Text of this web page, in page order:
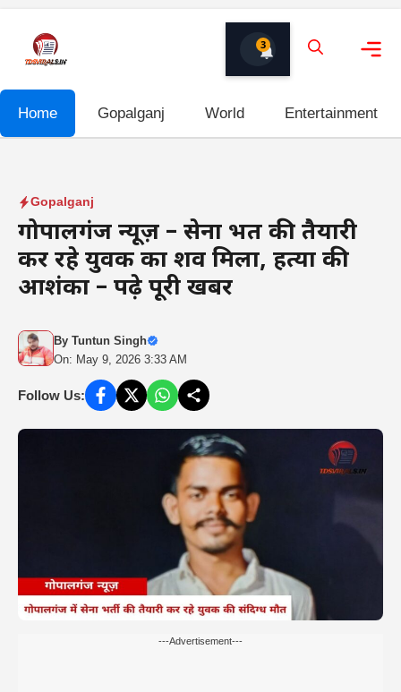
content
3
Home Gopalganj World Entertainment
Gopalganj
गोपालगंज न्यूज़ – सेना भर्ती की तैयारी
कर रहे युवक का शव मिला, हत्या की
आशंका – पढ़े पूरी खबर
By Tuntun Singh
On: May 9, 2026 3:33 AM
Follow Us:
---Advertisement---